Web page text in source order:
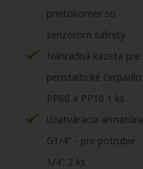
prietokomer so
senzorom salinity
Náhradná kazeta pre
peristaltické čerpadlo
PP60 a PP10 1 ks
Uzatváracia armatúra
G1/4" - pre potrubie
1/4" 2 ks